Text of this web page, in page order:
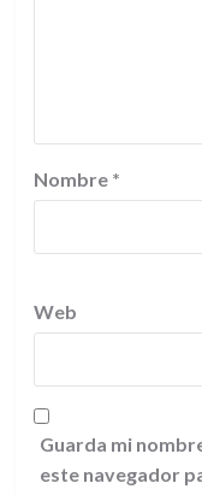
Nombre *
Web
Guarda mi
este navegador